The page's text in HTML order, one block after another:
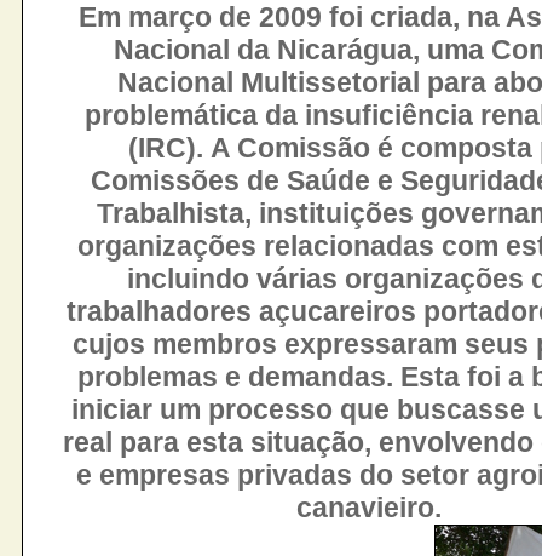
Em março de 2009 foi criada, na
Nacional da Nicarágua, uma
Nacional Multissetorial para
problemática da insuficiência
(IRC). A Comissão é composta
Comissões de Saúde e
Trabalhista, instituições
organizações relacionadas com
incluindo várias organizações
trabalhadores açucareiros
cujos membros expressaram seus
problemas e demandas. Esta foi a
iniciar um processo que buscasse
real para esta situação,
e empresas privadas do setor
canavieiro.